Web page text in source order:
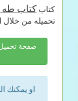
كتاب كتاب طه
تحميله من
صفحة
او يمكنك